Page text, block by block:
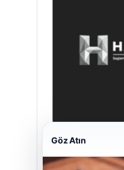
Hastaş Beton
26/05/2026
Göz Atın